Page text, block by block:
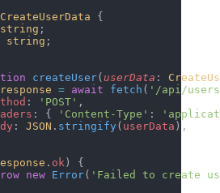
CreateUserData {
string ;
string ;
createUser(userData :
response = await fetch ( '/api/
: 'POST' ,
: { 'Content-Type' :
: JSON . stringify ( userData ),
. ok ) {
new Error( 'Failed to create